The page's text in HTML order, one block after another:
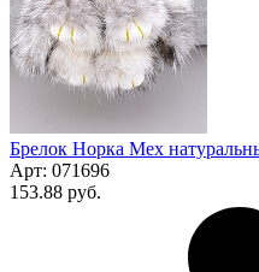
Брелок Норка Мех
Арт: 071696
153.88 руб.